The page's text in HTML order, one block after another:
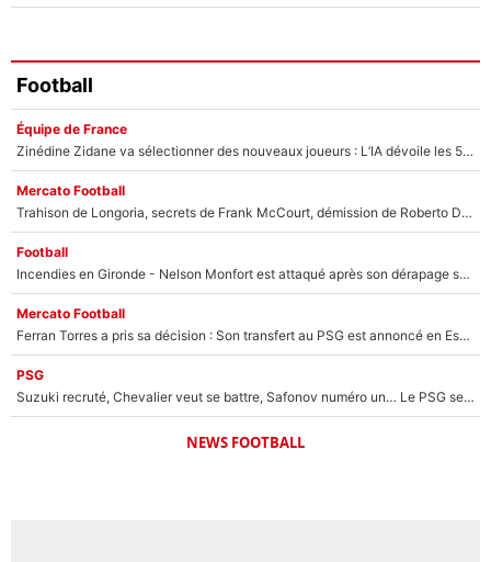
Football
Équipe de France
Zinédine Zidane va sélectionner des nouveaux joueurs : L’IA dévoile les 5 cracks qui pourraient rapidement le rejoindre en équipe de France !
Mercato Football
Trahison de Longoria, secrets de Frank McCourt, démission de Roberto De Zerbi : Medhi Benatia se lâche sur son départ de l'OM et fait d'importantes révélations
Football
Incendies en Gironde - Nelson Monfort est attaqué après son dérapage sur CNews : «Et lui, il prend combien pour parler dans un studio climatisé?»
Mercato Football
Ferran Torres a pris sa décision : Son transfert au PSG est annoncé en Espagne !
PSG
Suzuki recruté, Chevalier veut se battre, Safonov numéro un… Le PSG se lance encore dans un gros chantier pour le poste de gardien de but
NEWS FOOTBALL